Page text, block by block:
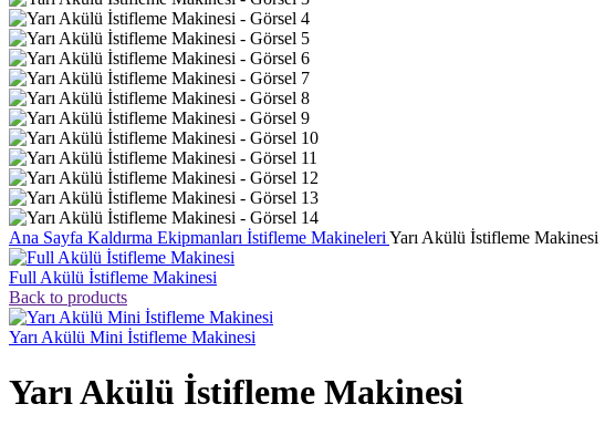
Ana Sayfa Kaldırma Ekipmanları İstifleme Makineleri Yarı Akülü İstifleme Makinesi
Full Akülü İstifleme Makinesi
Back to products
Yarı Akülü Mini İstifleme Makinesi
Yarı Akülü İstifleme Makinesi